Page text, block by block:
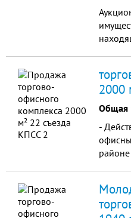
га /
800,00
00: 00
2000
Общая
-
в